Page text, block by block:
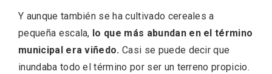
Y aunque también se ha cultivado cereales a
pequeña escala, lo que más abundan en el término
municipal era viñedo. Casi se puede decir que
inundaba todo el término por ser un terreno propicio.